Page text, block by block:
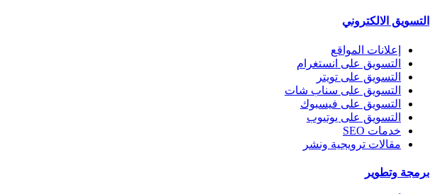
التسويق الالكتروني
إعلانات المواقع
التسويق على انستغرام
التسويق على تويتر
التسويق على سناب شات
التسويق على فيسبوك
التسويق على يوتيوب
خدمات SEO
مقالات ترويجية ونشر
برمجة وتطوير